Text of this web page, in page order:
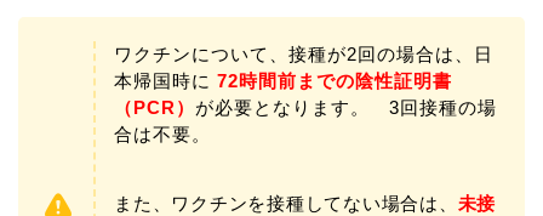
ワクチンについて、接種が2回の場合は、日
本帰国時に 72時間前までの陰性証明書
（PCR） が必要となります。 3回接種の場
合は不要。
また、ワクチンを接種してない場合は、 未接